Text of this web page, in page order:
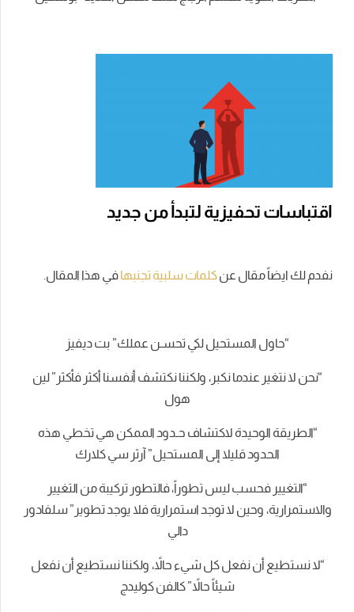
اقتباسات تحفيزية لتبدأ من جديد
نفدم لك ايضاً مقال عنكلمات سلبية تجنبهافي هذا المقال.
“حاول المستحيل لكي تحسـن عملك” بت ديفيز
“نحن لا نتغير عندما نكبر، ولكننا نكتشف أنفسنا أكثر فأكثر” لين
هول
“الطريقة الوحيدة لاكتشاف حـدود الممكن هي تخطي هذه
الحدود قليلا إلى المستحيل” آرثر سي كلارك
“التغيير فحسب ليس تطوراً، فالتطور تركيبة من التغيير
والاستمرارية، وحين لا توجد استمرارية فلا يوجد تطوير” سلفادور
دالي
“لا نستطيع أن نفعل كل شيء حالاً، ولكننا نستطيع أن نفعل
شيئاً حالاً” كالفن كوليدج